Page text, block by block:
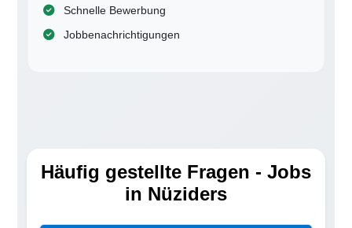
Schnelle Bewerbung
Jobbenachrichtigungen
Häufig gestellte Fragen - Jobs
in Nüziders